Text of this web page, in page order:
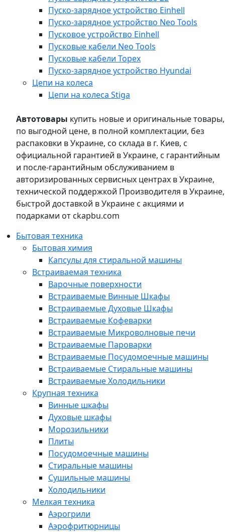
Пуско-зарядное устройство Einhell
Пуско-зарядное устройство Neo Tools
Пусковое устройство Einhell
Пусковые кабели Neo Tools
Пусковые кабели Topex
Пуско-зарядное устройство Hyundai
Цепи на колеса
Цепи на колеса Stiga
Автотовары купить новые и оригинальные товары,
по выгодной цене, в полной комплектации, без
распаковки в Украине, со склада в г. Киев, с
официальной гарантией в Украине, с гарантийным
и после-гарантийным обслуживанием в
авторизированных сервисных центрах в Украине,
технической поддержкой Производителя в Украине,
быстрой доставкой в Украине с акциями и
подарками от ckapbu.com
Бытовая техника
Бытовая химия
Капсулы для стиральной машины
Встраиваемая техника
Варочные поверхности
Встраиваемые Винные Шкафы
Встраиваемые Духовые Шкафы
Встраиваемые Кофеварки
Встраиваемые Микроволновые печи
Встраиваемые Пароварки
Встраиваемые Посудомоечные машины
Встраиваемые Стиральные машины
Встраиваемые Холодильники
Крупная техника
Винные шкафы
Духовые шкафы
Морозильники
Плиты
Посудомоечные машины
Стиральные машины
Сушильные машины
Холодильники
Мелкая техника
Аэрогрили
Аэрофритюрницы